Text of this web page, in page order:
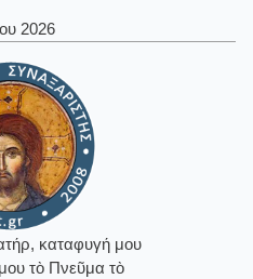
2026
καταφυγή μου
τὸ Πνεῦμα τὸ